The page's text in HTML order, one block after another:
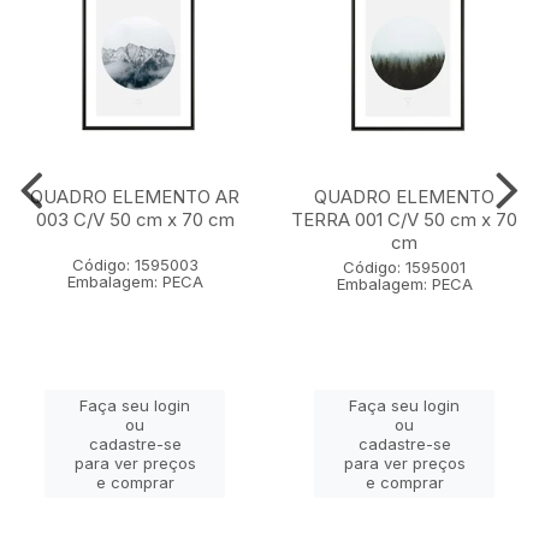
QUADRO ELEMENTO AR
003 C/V 50 cm x 70 cm
Código: 1595003
Embalagem: PECA
Faça seu login
ou
cadastre-se
para ver preços
e comprar
QUADRO ELEMENTO
TERRA 001 C/V 50 cm x 70
cm
Código: 1595001
Embalagem: PECA
Faça seu login
ou
cadastre-se
para ver preços
e comprar